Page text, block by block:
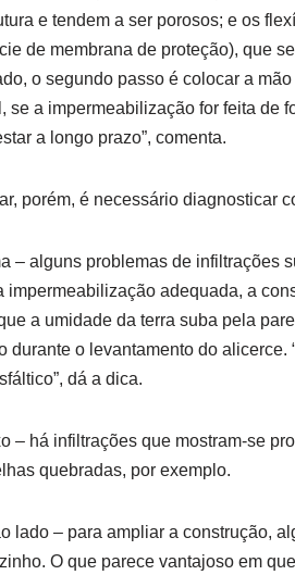
e tendem a ser porosos; e os
de membrana de proteção), que
o segundo passo é colocar a
se a impermeabilização for feita de
a longo prazo”, comenta.
porém, é necessário diagnosticar
– alguns problemas de infiltrações
impermeabilização adequada, a
a umidade da terra suba pela
durante o levantamento do
dá a dica.
– há infiltrações que mostram-se
quebradas, por exemplo.
lado – para ampliar a construção,
O que parece vantajoso em